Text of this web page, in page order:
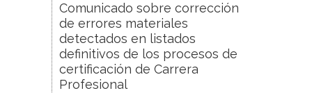
Comunicado sobre corrección
de errores materiales
detectados en listados
definitivos de los procesos de
certificación de Carrera
Profesional